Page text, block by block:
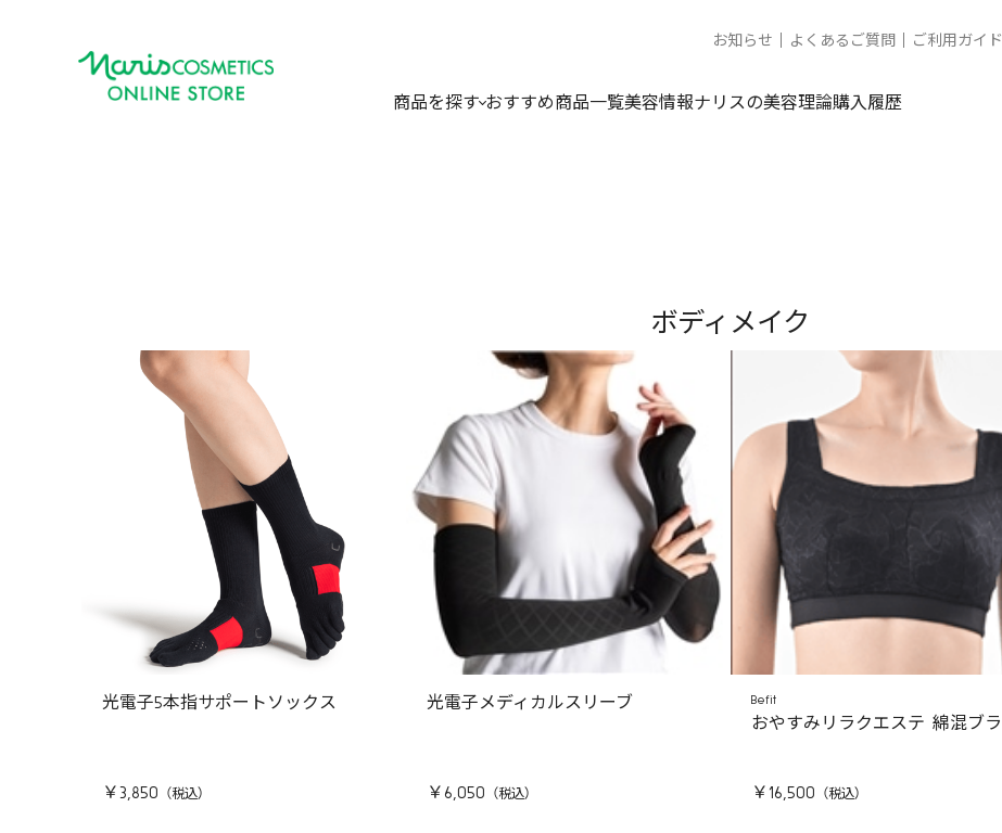
お知らせ よくあるご質問 ご利用ガイド
商品を探す おすすめ商品一覧美容情報ナリスの美容理論購入履歴
ボディメイク
光電子5本指サポートソックス
￥3,850
光電子メディカルスリーブ
￥6,050
Befit
おやすみリラクエステ 綿混ブラ
￥16,500